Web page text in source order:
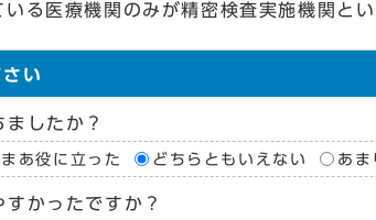
る医療機関のみが精密検査実施機関と
い
したか？
あ役に立った どちらともいえない あま
かったですか？